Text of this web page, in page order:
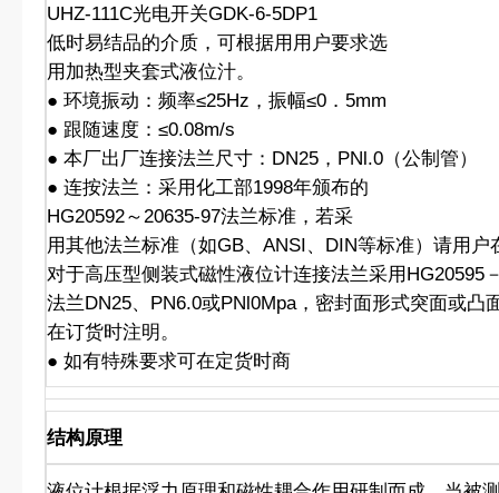
UHZ-111C光电开关GDK-6-5DP1
低时易结品的介质，可根据用用户要求选
用加热型夹套式液位汁。
● 环境振动：频率≤25Hz，振幅≤0．5mm
● 跟随速度：≤0.08m/s
● 本厂出厂连接法兰尺寸：DN25，PNl.0（公制管）
● 连按法兰：采用化工部1998年颁布的
HG20592～20635-97法兰标准，若采
用其他法兰标准（如GB、ANSI、DIN等标准）请用户
对于高压型侧装式磁性液位计连接法兰采用HG20595
法兰DN25、PN6.0或PNl0Mpa，密封面形式突面或凸
在订货时注明。
● 如有特殊要求可在定货时商
结构原理